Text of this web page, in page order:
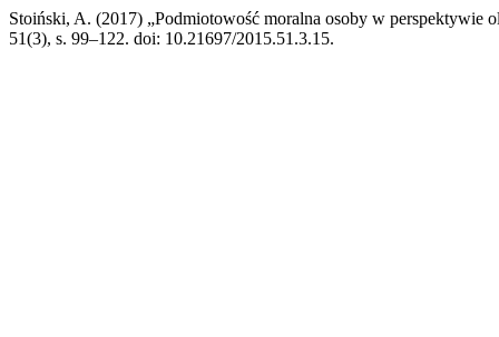
Stoiński, A. (2017) „Podmiotowość moralna osoby w perspektywie
51(3), s. 99–122. doi: 10.21697/2015.51.3.15.